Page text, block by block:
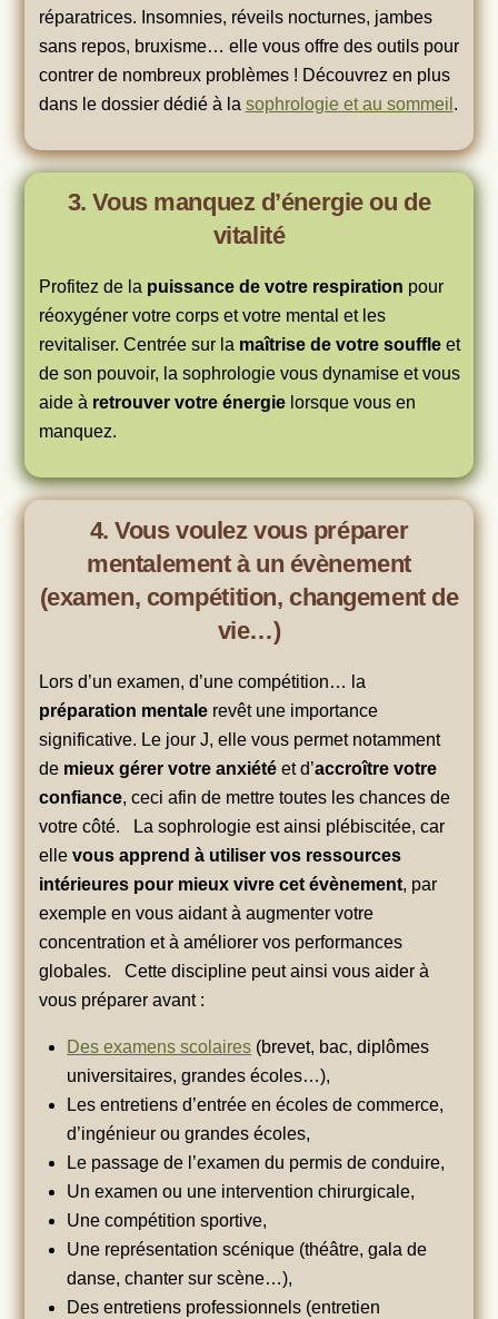
réparatrices. Insomnies, réveils nocturnes, jambes
sans repos, bruxisme… elle vous offre des outils pour
contrer de nombreux problèmes ! Découvrez en plus
dans le dossier dédié à la sophrologie et au sommeil .
3. Vous manquez d’énergie ou de
vitalité
Profitez de la puissance de votre respiration pour
réoxygéner votre corps et votre mental et les
revitaliser. Centrée sur la maîtrise de votre souffleet
de son pouvoir, la sophrologie vous dynamise et vous
aide à retrouver votre énergielorsque vous en
manquez.
4. Vous voulez vous préparer
mentalement à un évènement
(examen, compétition, changement de
vie…)
Lors d’un examen, d’une compétition… la
préparation mentalerevêt une importance
significative. Le jour J, elle vous permet notamment
de mieux gérer votre anxiétéet d’accroître votre
confiance, ceci afin de mettre toutes les chances de
votre côté. La sophrologie est ainsi plébiscitée, car
elle vous apprend à utiliser vos ressources
intérieures pour mieux vivre cet évènement, par
exemple en vous aidant à augmenter votre
concentration et à améliorer vos performances
globales. Cette discipline peut ainsi vous aider à
vous préparer avant :
Des examens scolaires (brevet, bac, diplômes
universitaires, grandes écoles…),
Les entretiens d’entrée en écoles de commerce,
d’ingénieur ou grandes écoles,
Le passage de l’examen du permis de conduire,
Un examen ou une intervention chirurgicale,
Une compétition sportive,
Une représentation scénique (théâtre, gala de
danse, chanter sur scène…),
Des entretiens professionnels (entretien